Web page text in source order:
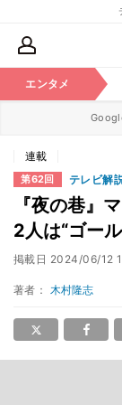
エンタメ
連載
第62回 テレビ解
『夜の巷』
2人は“ゴー
掲載日 2024/06/12
著者： 木村隆志